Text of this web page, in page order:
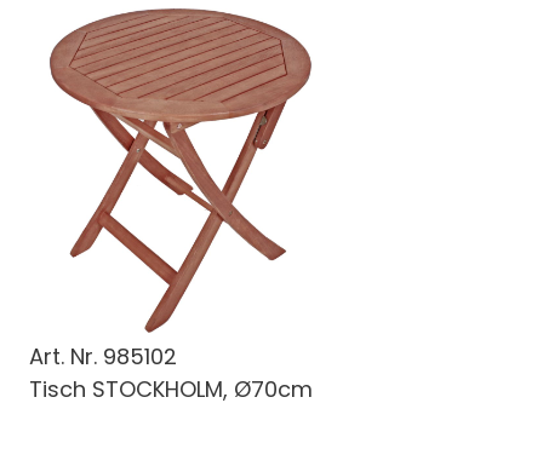
Art. Nr. 985102
Tisch STOCKHOLM, Ø70cm